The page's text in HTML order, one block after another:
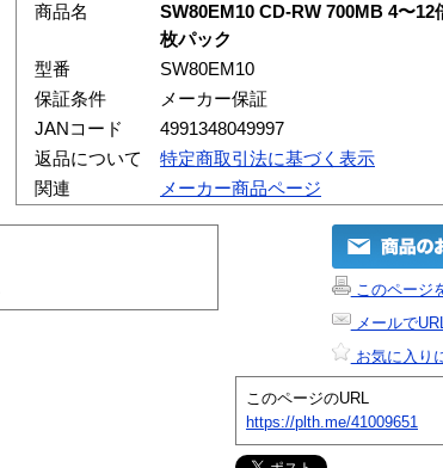
商品名
SW80EM10 CD-RW 700MB 4〜12
枚パック
型番
SW80EM10
保証条件
メーカー保証
JANコード
4991348049997
返品について
特定商取引法に基づく表示
関連
メーカー商品ページ
このページ
メールで
お気に入り
このページのURL
https://plth.me/41009651